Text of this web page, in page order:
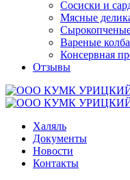
Сосиски и
Мясные
Вареные
Консервная
Отзывы
Халяль
Документы
Новости
Контакты